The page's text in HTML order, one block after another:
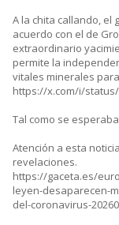
A la chita callando, el
acuerdo con el de
extraordinario
permite la
vitales minerales
https://x.com/i/status/
Tal como se
Atención a esta
revelaciones.
https://gaceta.es/
leyen-desaparecen-
del-coronavirus-